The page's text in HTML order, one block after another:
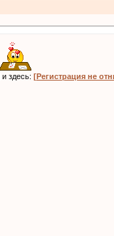
и здесь: [Регистрация не